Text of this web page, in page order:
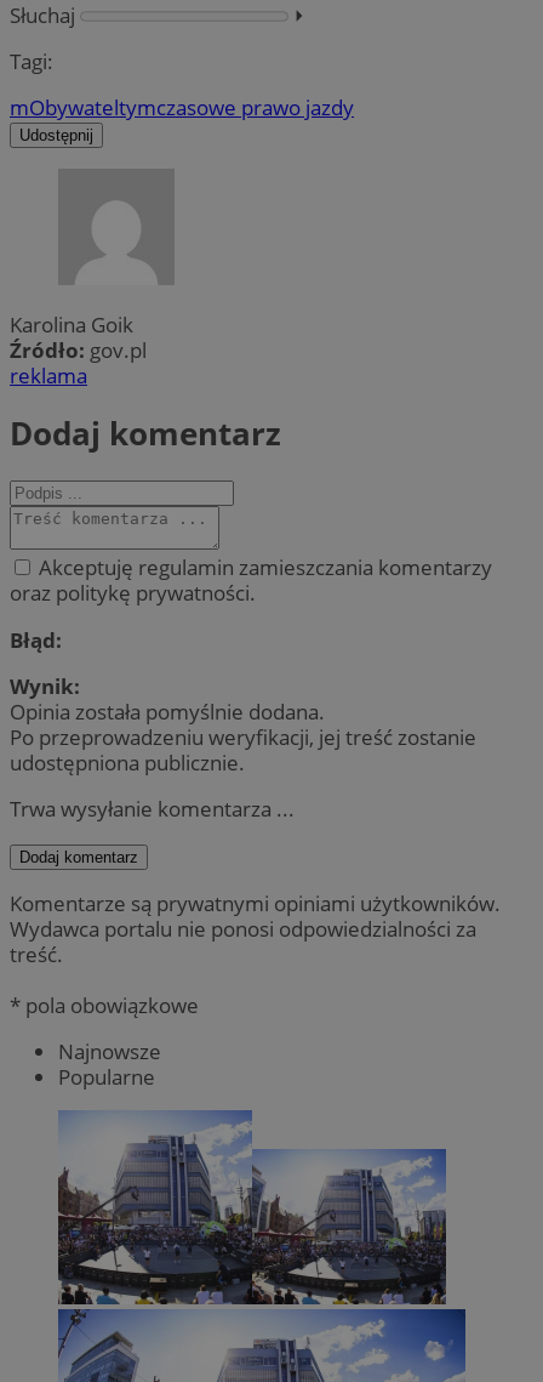
Słuchaj
⏵︎
Tagi:
mObywateltymczasowe prawo jazdy
Udostępnij
Karolina Goik
Źródło: gov.pl
reklama
Dodaj komentarz
Akceptuję regulamin zamieszczania komentarzy
oraz politykę prywatności.
Błąd:
Wynik:
Opinia została pomyślnie dodana.
Po przeprowadzeniu weryfikacji, jej treść zostanie
udostępniona publicznie.
Trwa wysyłanie komentarza ...
Dodaj komentarz
Komentarze są prywatnymi opiniami użytkowników.
Wydawca portalu nie ponosi odpowiedzialności za
treść.
* pola obowiązkowe
Najnowsze
Popularne